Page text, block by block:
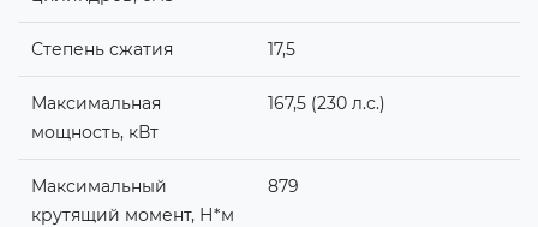
Степень сжатия 17,5
Максимальная
мощность, кВт
167,5 (230 л.с.)
Максимальный
крутящий момент, Н*м
879